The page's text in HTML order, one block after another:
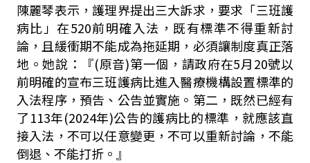
陳麗琴表示，護理界提出三大訴求，要求「三班護
病比」在520前明確入法，既有標準不得重新討
論，且緩衝期不能成為拖延期，必須讓制度真正落
地。她說：『(原音)第一個， 請政府在5月20號以
前明確的宣布三班護病比進入醫療機構設置標準的
入法程序，預告、公告並實施。第二，既然已經有
了113年(2024年)公告的護病比的標準，就應該直
接入法，不可以任意變更，不可以重新討論，不能
倒退、不能打折。』